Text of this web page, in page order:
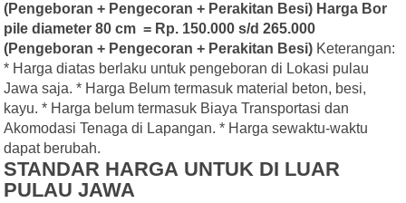
(Pengeboran + Pengecoran + Perakitan Besi) Harga Bor
pile diameter 80 cm = Rp. 150.000 s/d 265.000
(Pengeboran + Pengecoran + Perakitan Besi) Keterangan:
* Harga diatas berlaku untuk pengeboran di Lokasi pulau
Jawa saja. * Harga Belum termasuk material beton, besi,
kayu. * Harga belum termasuk Biaya Transportasi dan
Akomodasi Tenaga di Lapangan. * Harga sewaktu-waktu
dapat berubah.
STANDAR HARGA UNTUK DI LUAR
PULAU JAWA